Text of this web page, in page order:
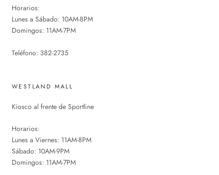
Horarios:
Lunes a Sábado: 10AM-8PM
Domingos: 11AM-7PM
Teléfono: 382-2735
WESTLAND MALL
Kiosco al frente de Sportline
Horarios:
Lunes a Viernes: 11AM-8PM
Sábado: 10AM-9PM
Domingos: 11AM-7PM